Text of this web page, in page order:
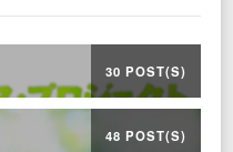
30 POST(S)
48 POST(S)